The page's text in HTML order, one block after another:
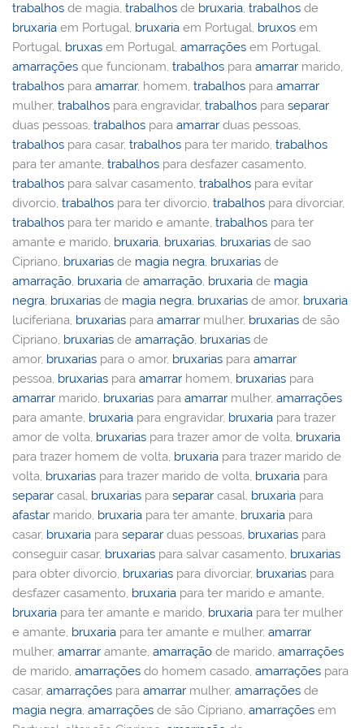
trabalhos de magia,trabalhos de bruxaria,trabalhos de
bruxaria em Portugal, bruxaria em Portugal, bruxos em
Portugal, bruxas em Portugal,amarrações em Portugal,
amarrações que funcionam,trabalhos paraamarrar marido,
trabalhos paraamarrar, homem,trabalhos paraamarrar
mulher,trabalhos para engravidar,trabalhos paraseparar
duas pessoas,trabalhos paraamarrar duas pessoas,
trabalhos para casar,trabalhos para ter marido,trabalhos
para ter amante,trabalhos para desfazer casamento,
trabalhos para salvar casamento,trabalhos para evitar
divorcio,trabalhos para ter divorcio,trabalhos para divorciar,
trabalhos para ter marido e amante,trabalhos para ter
amante e marido, bruxaria, bruxarias, bruxarias de sao
Cipriano, bruxarias de magia negra, bruxarias de
amarração, bruxaria deamarração, bruxaria de magia
negra, bruxarias de magia negra, bruxarias de amor, bruxaria
luciferiana, bruxarias paraamarrar mulher, bruxarias de são
Cipriano, bruxarias deamarração, bruxarias de
amor, bruxarias para o amor, bruxarias paraamarrar
pessoa, bruxarias paraamarrar homem, bruxarias para
amarrar marido, bruxarias paraamarrar mulher,amarrações
para amante, bruxaria para engravidar, bruxaria para trazer
amor de volta, bruxarias para trazer amor de volta, bruxaria
para trazer homem de volta, bruxaria para trazer marido de
volta, bruxarias para trazer marido de volta, bruxaria para
separar casal, bruxarias paraseparar casal, bruxaria para
afastar marido, bruxaria para ter amante, bruxaria para
casar, bruxaria paraseparar duas pessoas, bruxarias para
conseguir casar, bruxarias para salvar casamento, bruxarias
para obter divorcio, bruxarias para divorciar, bruxarias para
desfazer casamento, bruxaria para ter marido e amante,
bruxaria para ter amante e marido, bruxaria para ter mulher
e amante, bruxaria para ter amante e mulher,amarrar
mulher,amarrar amante,amarração de marido,amarrações
de marido,amarrações do homem casado,amarrações para
casar,amarrações paraamarrar mulher,amarrações de
magia negra,amarrações de são Cipriano,amarrações em